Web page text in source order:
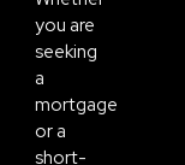
you are
seeking
a
mortgage
or a
short-